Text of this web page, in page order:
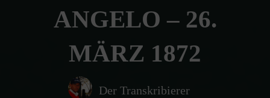
ANGELO – 26.
MÄRZ 1872
Der Transkribierer